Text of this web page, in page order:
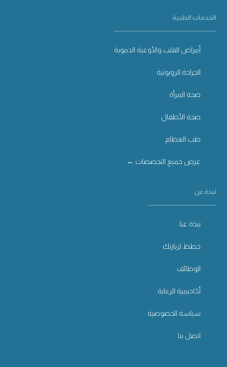
الخدمات الطبية
أمراض القلب والأوعية الدموية
الجراحة الروبوتية
صحة المرأة
صحة الأطفال
طب العظام
عرض جميع التخصصات ←
نبذة عن
نبذة عنا
خطط لزيارتك
الوظائف
أكاديمية الرعاية
سياسة الخصوصية
اتصل بنا